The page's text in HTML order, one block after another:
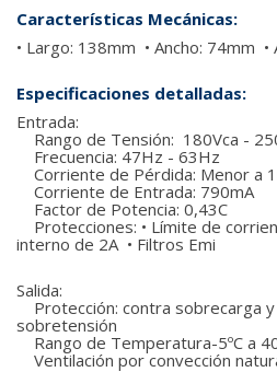
Características Mecánicas:
• Largo: 138mm • Ancho: 74mm
Especificaciones detalladas:
Entrada:
Rango de Tensión: 180Vca -
Frecuencia: 47Hz - 63Hz
Corriente de Pérdida: Menor a
Corriente de Entrada: 790mA
Factor de Potencia: 0,43C
Protecciones: • Límite de
interno de 2A • Filtros Emi
Salida:
Protección: contra sobrecarga
sobretensión
Rango de Temperatura-5ºC a
Ventilación por convección